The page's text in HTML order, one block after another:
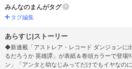
みんなのまんがタグ
タグ編集
あらすじ|ストーリー
◆新連載「アストレア・レコード ダンジョンに
るだろうか 英雄譚」が表紙＆巻頭カラーで登場
ン」「アンタと幼なじみってだけでもイヤなの